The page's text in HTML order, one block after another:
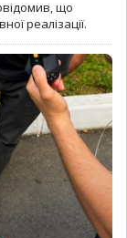
що
реалізації.